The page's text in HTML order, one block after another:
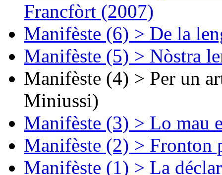
Francfòrt (2007)
Manifèste (6) > De la
Manifèste (5) > Nòstra
Manifèste (4) > Per un
Miniussi)
Manifèste (3) > Lo mau
Manifèste (2) > Fronton
Manifèste (1) > La